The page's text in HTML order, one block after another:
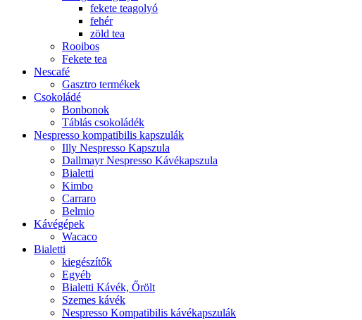
fekete teagolyó
fehér
zöld tea
Rooibos
Fekete tea
Nescafé
Gasztro termékek
Csokoládé
Bonbonok
Táblás csokoládék
Nespresso kompatibilis kapszulák
Illy Nespresso Kapszula
Dallmayr Nespresso Kávékapszula
Bialetti
Kimbo
Carraro
Belmio
Kávégépek
Wacaco
Bialetti
kiegészítők
Egyéb
Bialetti Kávék, Őrölt
Szemes kávék
Nespresso Kompatibilis kávékapszulák